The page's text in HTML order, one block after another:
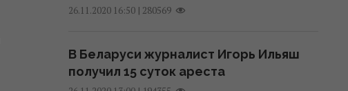
26.11.2020 16:50| 280569
В Беларуси журналист Игорь Ильяш
получил 15 суток ареста